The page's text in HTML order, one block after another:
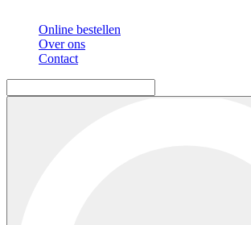
Online bestellen
Over ons
Contact